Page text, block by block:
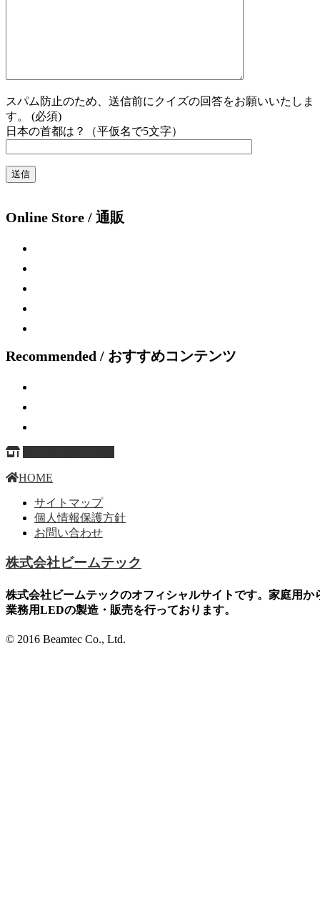
スパム防止のため、送信前にクイズの回答をお願いいたしま
す。 (必須)
日本の首都は？（平仮名で5文字）
Online Store / 通販
Recommended / おすすめコンテンツ
HOME
サイトマップ
個人情報保護方針
お問い合わせ
株式会社ビームテック
株式会社ビームテックのオフィシャルサイトです。家庭用か
業務用LEDの製造・販売を行っております。
© 2016 Beamtec Co., Ltd.